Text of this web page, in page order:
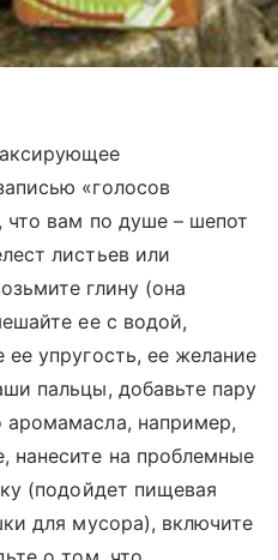
«голосов
вам по душе – шепот
листьев или
глину (она
ее с водой,
ее упругость, ее желание
пальцы, добавьте пару
аромамасла, например,
нанесите на проблемные
(подойдет пищевая
для мусора), включите